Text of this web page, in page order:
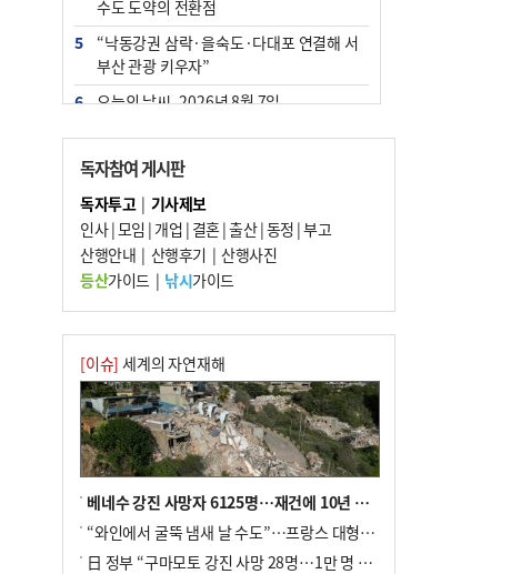
수도 도약의 전환점
5
“낙동강권 삼락·을숙도·다대포 연결해 서
부산 관광 키우자”
6
오늘의 날씨- 2026년 8월 7일
7
부울경 주말부터 비소식…‘극한 폭염’ 한풀
꺾일 듯
8
피란마을 67년 역사인데…전교생 24명 아
미초 통폐합 기로
9
외국인 선원 ‘인신매매 경유지’ 된 부산…
우려가 현실로
10 교육혁신선도지 공모 코앞인데…구·군 난
색에 교육청 ‘쩔쩔’
독자참여 게시판
독자투고| 기사제보
인사|모임 | 개업 | 결혼|출산|동정 |부고
산행안내 | 산행후기 | 산행사진
등산가이드| 낚시가이드
[이슈] 세계의 자연재해
베네수 강진 사망자 6125명…재건에 10년 이상 걸릴수도
“와인에서 굴뚝 냄새 날 수도”…프랑스 대형 산불에 보르도 와인 품질 위협
日 정부 “구마모토 강진 사망 28명…1만 명 대피”